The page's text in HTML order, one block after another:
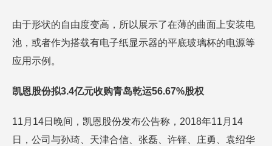
由于形状的自由度变高，所以展示了在薄的曲面上安装电
池，或者作为搭载有电子纸显示器的平底玻璃杯的电源等
应用示例。
凯恩股份拟3.4亿元收购青岛乾运56.67%股权
11月14日晚间，凯恩股份发布公告称，2018年11月14
日，公司与孙琦、天津合信、张磊、许铎、庄勇、袁绍华